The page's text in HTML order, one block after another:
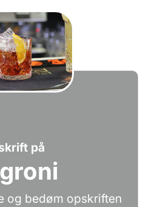
på
og bedøm opskriften